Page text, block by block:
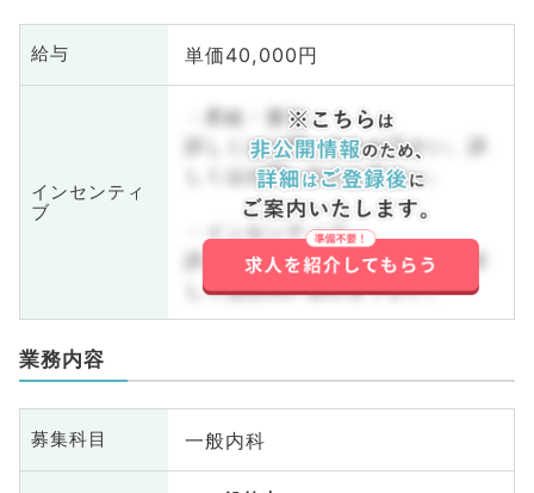
給与 単価40,000円
インセンティ
ブ
・昇給・賞与
詳しくはお問い合わせ下さい。詳
しくはお問い合わせ下さい。
・インセンティブ
詳しくはお問い合わせ下さい。詳
しくはお問い合わせ下さい。
業務内容
募集科目 一般内科